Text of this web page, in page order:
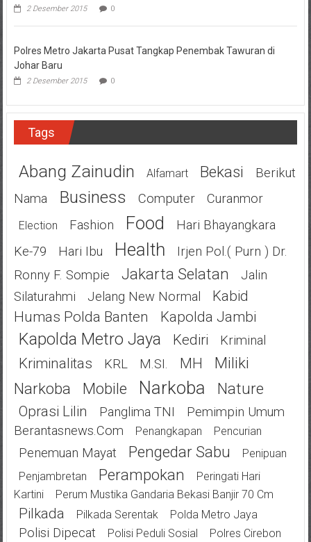
2 Desember 2015 0
Polres Metro Jakarta Pusat Tangkap Penembak Tawuran di
Johar Baru
2 Desember 2015 0
Tags
Abang Zainudin Alfamart Bekasi
Berikut
Nama
Business Computer Curanmor
Election Fashion Food
Hari Bhayangkara
Ke-79
Hari Ibu Health
Irjen Pol.( Purn ) Dr.
Ronny F. Sompie
Jakarta Selatan
Jalin
Silaturahmi
Jelang New Normal
Kabid
Humas Polda Banten
Kapolda Jambi
Kapolda Metro Jaya Kediri Kriminal
Kriminalitas KRL M.SI. MH
Miliki
Narkoba
Mobile Narkoba Nature
Oprasi Lilin Panglima TNI
Pemimpin Umum
Berantasnews.com
Penangkapan Pencurian
Penemuan Mayat Pengedar Sabu
Penipuan
Penjambretan
Perampokan
Peringati Hari
Kartini
Perum Mustika Gandaria Bekasi Banjir 70 Cm
Pilkada Pilkada Serentak Polda Metro Jaya
Polisi Dipecat Polisi Peduli Sosial
Polres Cirebon